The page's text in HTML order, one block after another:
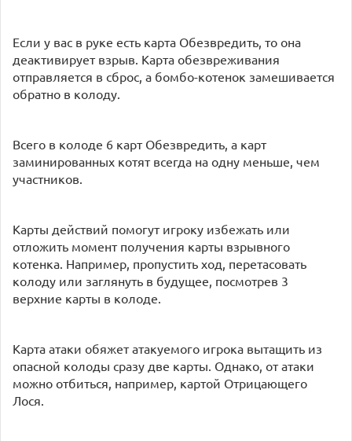
Если у вас в руке есть карта Обезвредить, то она
деактивирует взрыв. Карта обезвреживания
отправляется в сброс, а бомбо-котенок замешивается
обратно в колоду.
Всего в колоде 6 карт Обезвредить, а карт
заминированных котят всегда на одну меньше, чем
участников.
Карты действий помогут игроку избежать или
отложить момент получения карты взрывного
котенка. Например, пропустить ход, перетасовать
колоду или заглянуть в будущее, посмотрев 3
верхние карты в колоде.
Карта атаки обяжет атакуемого игрока вытащить из
опасной колоды сразу две карты. Однако, от атаки
можно отбиться, например, картой Отрицающего
Лося.